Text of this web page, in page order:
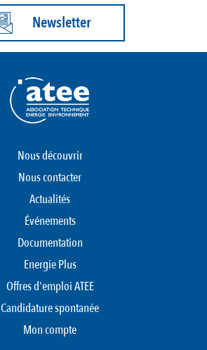
Newsletter
Nous découvrir
Nous contacter
Actualités
Événements
Documentation
Energie Plus
Offres d'emploi ATEE
Candidature spontanée
Mon compte